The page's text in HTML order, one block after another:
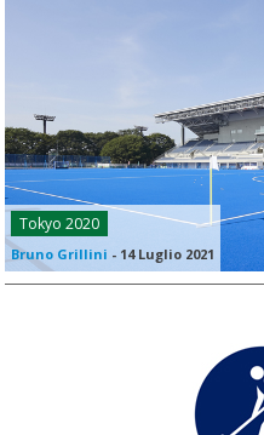
Tokyo 2020
Bruno Grillini - 14 Luglio 2021